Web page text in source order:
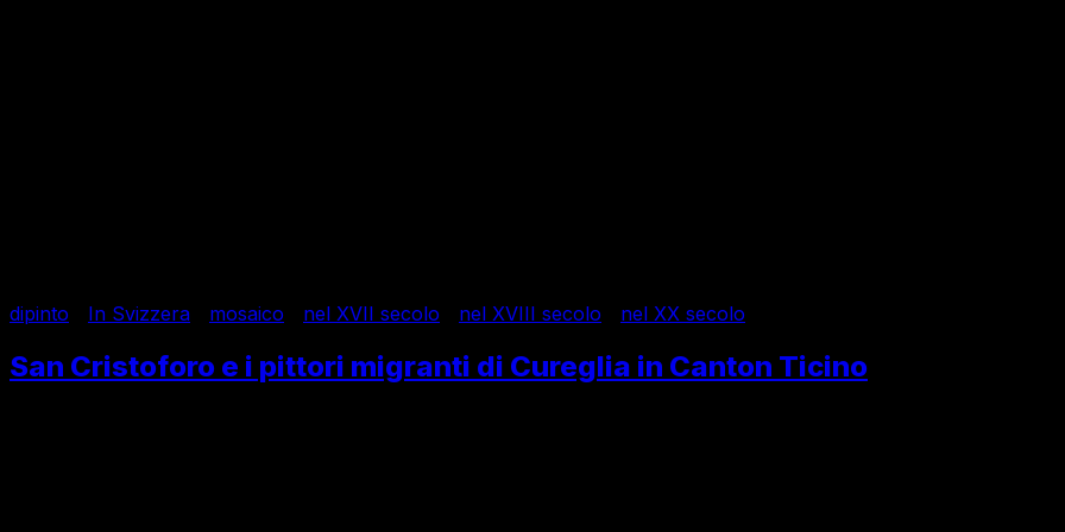
dipinto In Svizzera mosaico nel XVII secolo nel XVIII secolo nel XX secolo
San Cristoforo e i pittori migranti di Cureglia in Canton Ticino